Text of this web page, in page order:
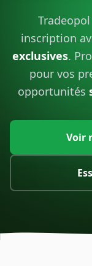
inscription
exclusives.
pour vos
opportunités
Voir